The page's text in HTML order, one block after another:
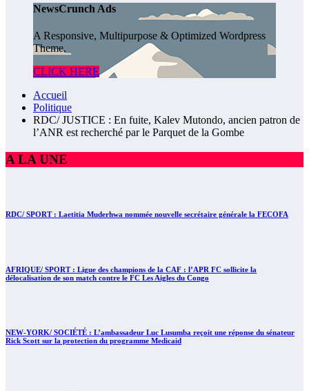
NewsCrunch Ads
A Responsive, Multipurpose & Optimized Wordpress
Theme.
CLICK HERE
Accueil
Politique
RDC/ JUSTICE : En fuite, Kalev Mutondo, ancien patron de
l’ANR est recherché par le Parquet de la Gombe
A LA UNE
RDC/ SPORT : Laetitia Muderhwa nommée nouvelle secrétaire générale la FECOFA
AFRIQUE/ SPORT : Ligue des champions de la CAF : l’APR FC sollicite la
délocalisation de son match contre le FC Les Aigles du Congo
NEW-YORK/ SOCIÉTÉ : L’ambassadeur Luc Lusumba reçoit une réponse du sénateur
Rick Scott sur la protection du programme Medicaid